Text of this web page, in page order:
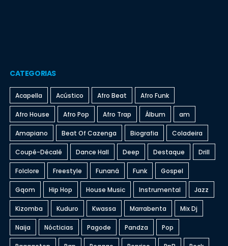
CATEGORIAS
Acapella Acústico Afro Beat Afro Funk
Afro House Afro Pop Afro Trap Álbum am
Amapiano Beat Of Cazenga Biografia Coladeira
Coupé-Décalé Dance Hall Deep Destaque Drill
Folclore Freestyle Funaná Funk Gospel
Gqom Hip Hop House Music Instrumental Jazz
Kizomba Kuduro Kwassa Marrabenta Mix Dj
Naija Nócticias Pagode Pandza Pop